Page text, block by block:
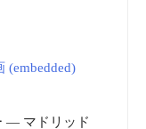
(embedded)
― マドリッド